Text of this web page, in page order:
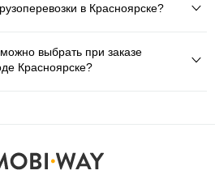
в Красноярске?
выбрать при заказе
Красноярске?